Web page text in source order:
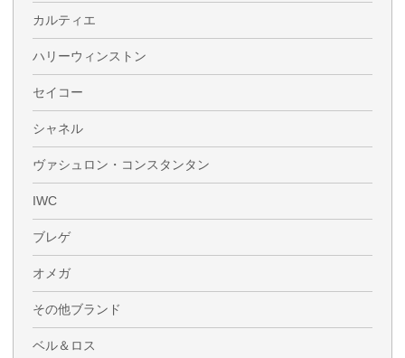
カルティエ
ハリーウィンストン
セイコー
シャネル
ヴァシュロン・コンスタンタン
IWC
ブレゲ
オメガ
その他ブランド
ベル＆ロス